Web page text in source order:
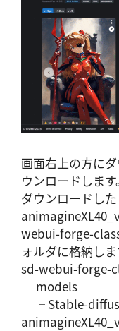
画面右上の方に
ウンロードします。
ダウンロードした
webui-forge-
ォルダに格納しま
sd-webui-forge-
└ models
└ Stable-